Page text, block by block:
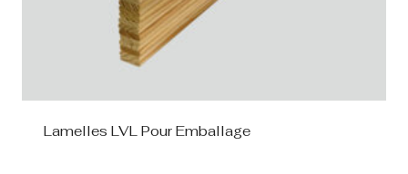
Lamelles LVL Pour Emballage